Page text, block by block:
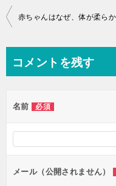
投
ビ
ー
シ
ン
コメントを残す
名前 必須
メール（公開されません）